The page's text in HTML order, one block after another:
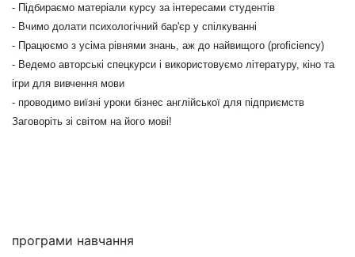
- Підбираємо матеріали курсу за інтересами студентів
- Вчимо долати психологічний бар'єр у спілкуванні
- Працюємо з усіма рівнями знань, аж до найвищого (proficiency)
- Ведемо авторські спецкурси і використовуємо літературу, кіно та
ігри для вивчення мови
- проводимо виїзні уроки бізнес англійської для підприємств
Заговоріть зі світом на його мові!
програми навчання